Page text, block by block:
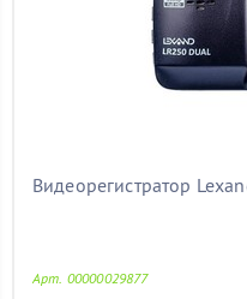
Видеорегистратор
Арт. 00000029877